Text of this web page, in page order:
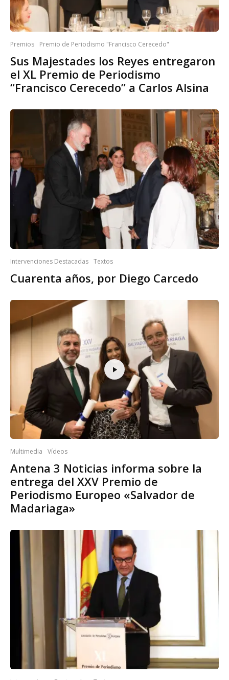
Premios Premio de Periodismo "Francisco Cerecedo"
​Sus Majestades los Reyes entregaron
el XL Premio de Periodismo
“Francisco Cerecedo” a Carlos Alsina
Intervenciones Destacadas Textos
Cuarenta años, por Diego Carcedo
Multimedia Vídeos
Antena 3 Noticias informa sobre la
entrega del XXV Premio de
Periodismo Europeo «Salvador de
Madariaga»